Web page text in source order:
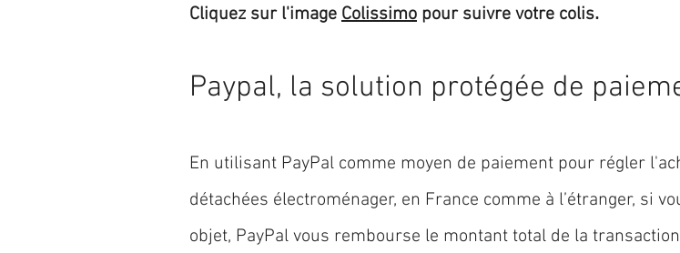
Cliquez sur l'image Colissimo pour suivre votre colis.
Paypal, la solution protégée de
En utilisant PayPal comme moyen de paiement pour régler
détachées électroménager, en France comme à l’étranger, si
objet, PayPal vous rembourse le montant total de la